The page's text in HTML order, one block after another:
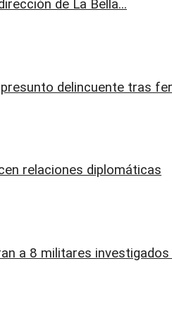
de La Bella...
delincuente tras
relaciones diplomáticas
a 8 militares investigados